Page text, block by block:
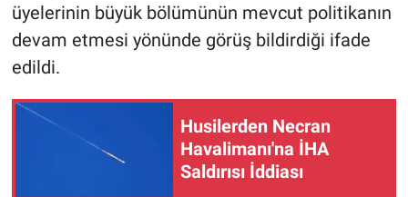
üyelerinin büyük bölümünün mevcut politikanın
devam etmesi yönünde görüş bildirdiği ifade
edildi.
Husilerden Necran
Havalimanı'na İHA
Saldırısı İddiası